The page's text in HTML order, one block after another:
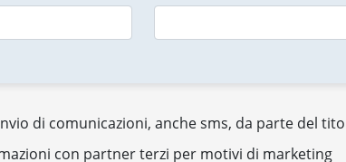
di comunicazioni, anche sms, da parte del
con partner terzi per motivi di marketing